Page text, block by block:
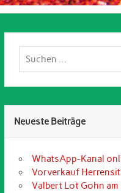
Neueste Beiträge
WhatsApp-Kanal
Vorverkauf
Valbert Lot Gohn am